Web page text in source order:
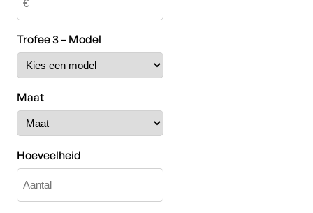
Trofee 3 – Model
Maat
Hoeveelheid